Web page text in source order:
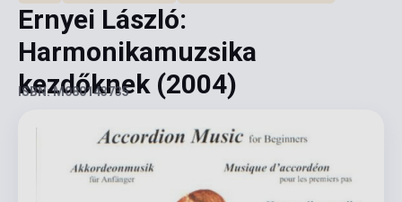
Ernyei László:
Harmonikamuzsika
kezdőknek (2004)
ISBN: M080143735